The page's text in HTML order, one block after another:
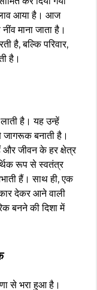
आया है। आज
माना जाता है।
है, बल्कि परिवार,
है।
लाती है। यह उन्हें
जागरूक बनाती है।
और जीवन के हर क्षेत्र
रूप से स्वतंत्र
हैं। साथ ही, एक
देकर आने वाली
बनने की दिशा में
से भरा हुआ है।